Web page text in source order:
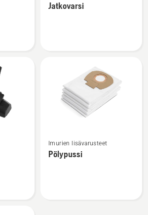
tuotteesta
Jatkovarsi
lisätietoja
tuotteesta
Imurien lisävarusteet
Pölypussi